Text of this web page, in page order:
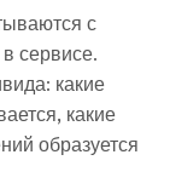
с
сервисе.
какие
какие
образуется